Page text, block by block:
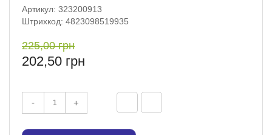
Артикул: 323200913
Штрихкод: 4823098519935
225,00 грн
202,50 грн
- +